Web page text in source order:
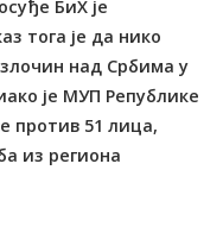
БиХ је
тога је да нико
над Србима у
је МУП Републике
против 51 лица,
из региона